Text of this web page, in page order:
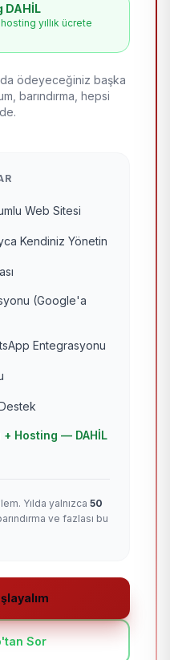
DAHİL
yıllık ücrete
ödeyeceğiniz başka
barındırma, hepsi
Web Sitesi
Kendiniz Yönetin
(Google'a
Entegrasyonu
+ Hosting — DAHİL
Yılda yalnızca 50
ve fazlası bu
Sor